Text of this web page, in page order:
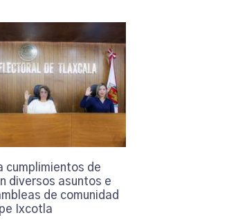
cumplimientos de
diversos asuntos e
de comunidad
Ixcotla